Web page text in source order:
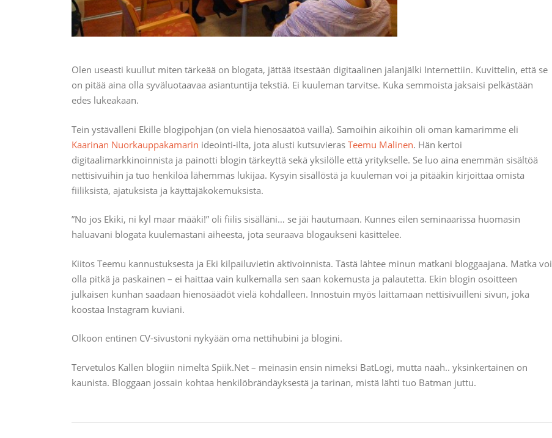
Olen useasti kuullut miten tärkeää on blogata, jättää itsestään digitaalinen jalanjälki Internettiin. Kuvittelin, että se
on pitää aina olla syväluotaavaa asiantuntija tekstiä. Ei kuuleman tarvitse. Kuka semmoista jaksaisi pelkästään
edes lukeakaan.
Tein ystävälleni Ekille blogipohjan (on vielä hienosäätöä vailla). Samoihin aikoihin oli oman kamarimme eli
Kaarinan Nuorkauppakamarin ideointi-ilta, jota alusti kutsuvieras Teemu Malinen. Hän kertoi
digitaalimarkkinoinnista ja painotti blogin tärkeyttä sekä yksilölle että yritykselle. Se luo aina enemmän sisältöä
nettisivuihin ja tuo henkilöä lähemmäs lukijaa. Kysyin sisällöstä ja kuuleman voi ja pitääkin kirjoittaa omista
fiiliksistä, ajatuksista ja käyttäjäkokemuksista.
”No jos Ekiki, ni kyl maar määki!” oli fiilis sisälläni… se jäi hautumaan. Kunnes eilen seminaarissa huomasin
haluavani blogata kuulemastani aiheesta, jota seuraava blogaukseni käsittelee.
Kiitos Teemu kannustuksesta ja Eki kilpailuvietin aktivoinnista. Tästä lähtee minun matkani bloggaajana. Matka voi
olla pitkä ja paskainen – ei haittaa vain kulkemalla sen saan kokemusta ja palautetta. Ekin blogin osoitteen
julkaisen kunhan saadaan hienosäädöt vielä kohdalleen. Innostuin myös laittamaan nettisivuilleni sivun, joka
koostaa Instagram kuviani.
Olkoon entinen CV-sivustoni nykyään oma nettihubini ja blogini.
Tervetulos Kallen blogiin nimeltä Spiik.Net – meinasin ensin nimeksi BatLogi, mutta nääh.. yksinkertainen on
kaunista. Bloggaan jossain kohtaa henkilöbrändäyksestä ja tarinan, mistä lähti tuo Batman juttu.